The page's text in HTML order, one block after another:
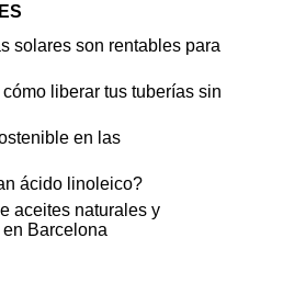
solares son rentables para
liberar tus tuberías sin
en las
ácido linoleico?
aceites naturales y
Barcelona